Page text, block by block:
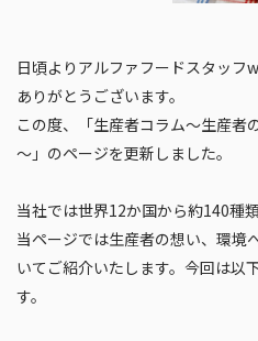
日頃よりアルファフードスタッフ
ありがとうございます。
この度、「生産者コラム～生産者
～」のページを更新しました。
当社では世界12か国から約140種
当ページでは⽣産者の想い、環境
いてご紹介いたします。今回は以
す。